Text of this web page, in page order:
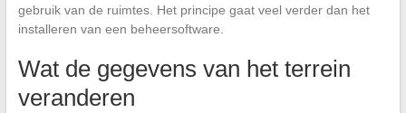
gebruik van de ruimtes. Het principe gaat veel verder dan het
installeren van een beheersoftware.
Wat de gegevens van het terrein
veranderen